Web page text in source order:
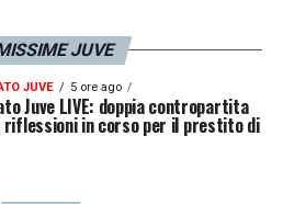
JUVE
JUVE 5 ore ago
Juve LIVE: doppia contropartita
riflessioni in corso per il prestito di